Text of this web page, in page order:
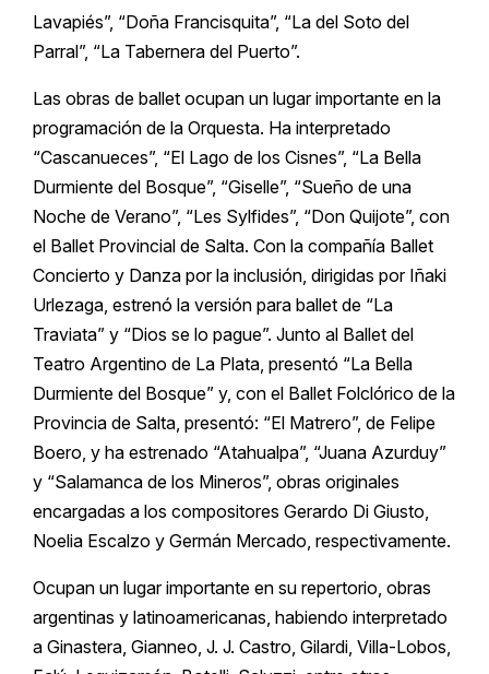
Lavapiés”, “Doña Francisquita”, “La del Soto del
Parral”, “La Tabernera del Puerto”.
Las obras de ballet ocupan un lugar importante en la
programación de la Orquesta. Ha interpretado
“Cascanueces”, “El Lago de los Cisnes”, “La Bella
Durmiente del Bosque”, “Giselle”, “Sueño de una
Noche de Verano”, “Les Sylfides”, “Don Quijote”, con
el Ballet Provincial de Salta. Con la compañía Ballet
Concierto y Danza por la inclusión, dirigidas por Iñaki
Urlezaga, estrenó la versión para ballet de “La
Traviata” y “Dios se lo pague”. Junto al Ballet del
Teatro Argentino de La Plata, presentó “La Bella
Durmiente del Bosque” y, con el Ballet Folclórico de la
Provincia de Salta, presentó: “El Matrero”, de Felipe
Boero, y ha estrenado “Atahualpa”, “Juana Azurduy”
y “Salamanca de los Mineros”, obras originales
encargadas a los compositores Gerardo Di Giusto,
Noelia Escalzo y Germán Mercado, respectivamente.
Ocupan un lugar importante en su repertorio, obras
argentinas y latinoamericanas, habiendo interpretado
a Ginastera, Gianneo, J. J. Castro, Gilardi, Villa-Lobos,